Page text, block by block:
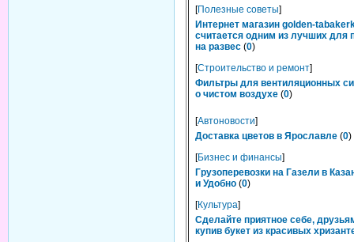
[Полезные советы]
Интернет магазин golden-
считается одним из лучших для
на развес (0)
[Строительство и ремонт]
Фильтры для вентиляционных
о чистом воздухе (0)
[Автоновости]
Доставка цветов в Ярославле (0)
[Бизнес и финансы]
Грузоперевозки на Газели в
и Удобно (0)
[Культура]
Сделайте приятное себе,
купив букет из красивых